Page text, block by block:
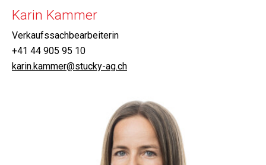
Karin Kammer
Verkaufssachbearbeiterin
+41 44 905 95 10
karin.kammer@stucky-ag.ch